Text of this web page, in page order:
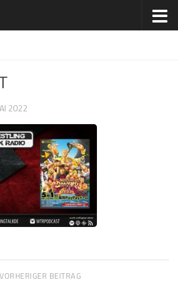
2022
VORHERIGER BEITRAG